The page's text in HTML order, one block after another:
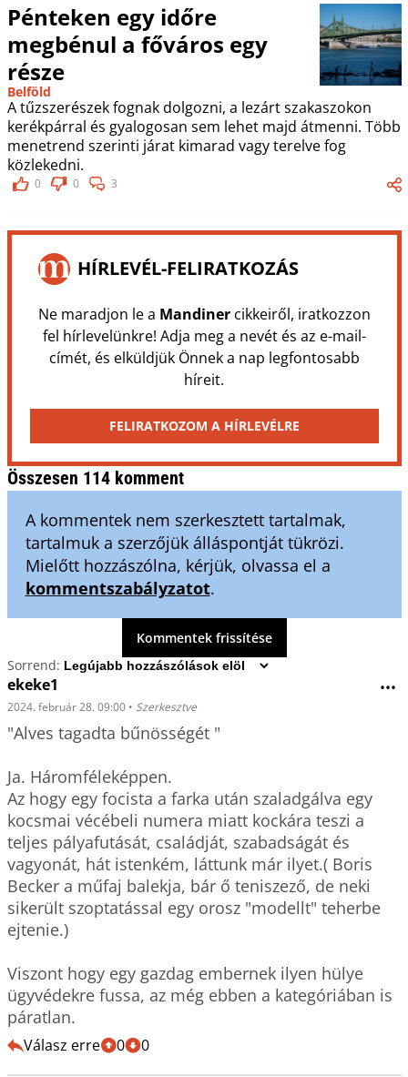
Pénteken egy időre
megbénul a főváros egy
része
Belföld
A tűzszerészek fognak dolgozni, a lezárt szakaszokon
kerékpárral és gyalogosan sem lehet majd átmenni. Több
menetrend szerinti járat kimarad vagy terelve fog
közlekedni.
0 0 3
HÍRLEVÉL-FELIRATKOZÁS
Ne maradjon le a Mandinercikkeiről, iratkozzon
fel hírlevelünkre! Adja meg a nevét és az e-mail-
címét, és elküldjük Önnek a nap legfontosabb
híreit.
FELIRATKOZOM A HÍRLEVÉLRE
Összesen 114 komment
A kommentek nem szerkesztett tartalmak,
tartalmuk a szerzőjük álláspontját tükrözi.
Mielőtt hozzászólna, kérjük, olvassa el a
kommentszabályzatot.
Kommentek frissítése
Sorrend:
ekeke1 •••
2024. február 28. 09:00 • Szerkesztve
"Alves tagadta bűnösségét "
Ja. Háromféleképpen.
Az hogy egy focista a farka után szaladgálva egy
kocsmai vécébeli numera miatt kockára teszi a
teljes pályafutását, családját, szabadságát és
vagyonát, hát istenkém, láttunk már ilyet.( Boris
Becker a műfaj balekja, bár ő teniszező, de neki
sikerült szoptatással egy orosz "modellt" teherbe
ejtenie.)
Viszont hogy egy gazdag embernek ilyen hülye
ügyvédekre fussa, az még ebben a kategóriában is
páratlan.
Válasz erre 0 0